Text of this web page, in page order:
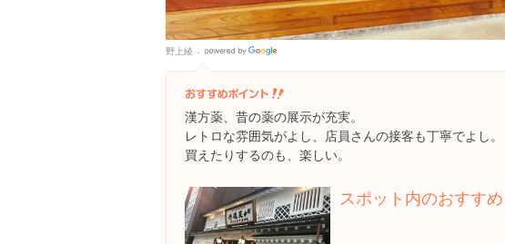
野上綾
Places
漢方薬、昔の薬の展示が充実。
レトロな雰囲気がよし、店員さんの接客も丁寧でよし。
買えたりするのも、楽しい。
スポット内のおすすめ